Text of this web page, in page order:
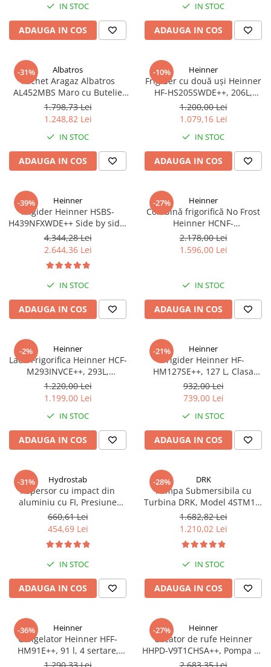
IN STOC
ADAUGA IN COS
IN STOC
ADAUGA IN COS
-31% Albatros
Pachet Aragaz Albatros
AL452MBS Maro cu Butelie
GPL 26L și Regulator Gaz – 4
Arzătoare pe Gaz, Cuptor pe
Gaz, Siguranță Plită + Cuptor,
Geam Dublu la Cuptor, Tava și
Grătar Cuptor
1.798,73 Lei
1.248,82 Lei
IN STOC
ADAUGA IN COS
-10% Heinner
Frigider cu două uși Heinner
HF-HS205SWDE++, 206L,
Dozator de apă, Clasa E,
Argintiu
1.200,00 Lei
1.079,16 Lei
IN STOC
ADAUGA IN COS
-39% Heinner
Frigider Heinner HSBS-
H439NFXWDE++ Side by side,
433 l, No Frost, Dozator de
apa, Functie smart, Functie
congelare si racire rapida,
Clasa E, H 176.5 cm, inox
4.344,28 Lei
2.644,36 Lei
IN STOC
ADAUGA IN COS
-27% Heinner
Combină frigorifică No Frost
Heinner HCNF-
HM293INVXE++, 293L,
Compresor Inverter, Clasa E,
Uși Reversibile, Aspect Inox
2.178,00 Lei
1.596,00 Lei
IN STOC
ADAUGA IN COS
-2% Heinner
Lada Frigorifica Heinner HCF-
M293INVCE++, 293L,
Convertibila
Frigider/Congelator,
Compresor Inverter, Clasa
Energetica E, 2 Cosuri, Lumina
LED, Alb
1.220,00 Lei
1.199,00 Lei
IN STOC
ADAUGA IN COS
-21% Heinner
Frigider Heinner HF-
HM127SE++, 127 L, Clasa
energetică E, Dezghețare
automată, Control mecanic cu
termostat ajustabil, Ușă
reversibilă, LED, Argintiu
932,00 Lei
739,00 Lei
IN STOC
ADAUGA IN COS
-31% Hydrostab
Aspersor cu impact din
aluminiu cu FI, Presiune
(bar)1.5-5, Diametru de
aspersie (m)32-58
660,61 Lei
454,69 Lei
IN STOC
ADAUGA IN COS
-28% DRK
Pompa Submersibila cu
Turbina DRK, Model 4STM10-
12, ieșire pe 2 Țoli, refulare la
74 m, putere 1.8kW 2.5cp, 12
turbine, debit 14400 m/h
1.682,82 Lei
1.210,02 Lei
IN STOC
ADAUGA IN COS
-36% Heinner
Congelator Heinner HFF-
HM91E++, 91 l, 4 sertare,
Clasa E, Control mecanic, H 85
-27% Heinner
Uscator de rufe Heinner
HHPD-V9T1CHSA++, Pompa de
caldura, 9 kg, Clasa A++,